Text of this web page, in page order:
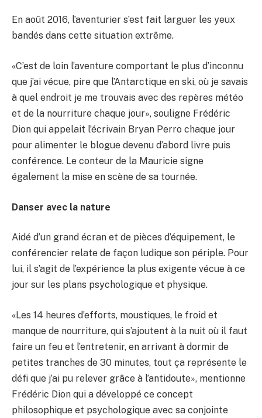
En août 2016, l’aventurier s’est fait larguer les yeux
bandés dans cette situation extrême.
«C’est de loin l’aventure comportant le plus d’inconnu
que j’ai vécue, pire que l’Antarctique en ski, où je savais
à quel endroit je me trouvais avec des repères météo
et de la nourriture chaque jour», souligne Frédéric
Dion qui appelait l’écrivain Bryan Perro chaque jour
pour alimenter le blogue devenu d’abord livre puis
conférence. Le conteur de la Mauricie signe
également la mise en scène de sa tournée.
Danser avec la nature
Aidé d’un grand écran et de pièces d’équipement, le
conférencier relate de façon ludique son périple. Pour
lui, il s’agit de l’expérience la plus exigente vécue à ce
jour sur les plans psychologique et physique.
«Les 14 heures d’efforts, moustiques, le froid et
manque de nourriture, qui s’ajoutent à la nuit où il faut
faire un feu et l’entretenir, en arrivant à dormir de
petites tranches de 30 minutes, tout ça représente le
défi que j’ai pu relever grâce à l’antidoute», mentionne
Frédéric Dion qui a développé ce concept
philosophique et psychologique avec sa conjointe